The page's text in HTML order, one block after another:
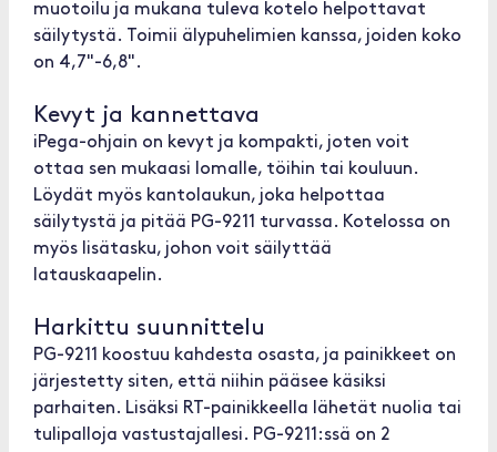
muotoilu ja mukana tuleva kotelo helpottavat
säilytystä. Toimii älypuhelimien kanssa, joiden koko
on 4,7"-6,8".
Kevyt ja kannettava
iPega-ohjain on kevyt ja kompakti, joten voit
ottaa sen mukaasi lomalle, töihin tai kouluun.
Löydät myös kantolaukun, joka helpottaa
säilytystä ja pitää PG-9211 turvassa. Kotelossa on
myös lisätasku, johon voit säilyttää
latauskaapelin.
Harkittu suunnittelu
PG-9211 koostuu kahdesta osasta, ja painikkeet on
järjestetty siten, että niihin pääsee käsiksi
parhaiten. Lisäksi RT-painikkeella lähetät nuolia tai
tulipalloja vastustajallesi. PG-9211:ssä on 2